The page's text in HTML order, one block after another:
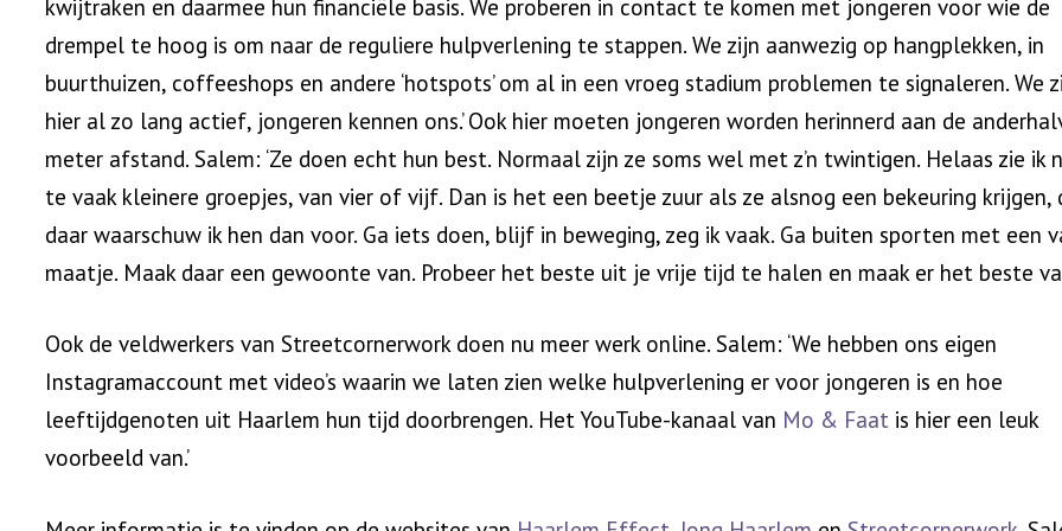
kwijtraken en daarmee hun financiële basis. We proberen in contact te komen met jongeren voor wie de
drempel te hoog is om naar de reguliere hulpverlening te stappen. We zijn aanwezig op hangplekken, in
buurthuizen, coffeeshops en andere ‘hotspots’ om al in een vroeg stadium problemen te signaleren. We
hier al zo lang actief, jongeren kennen ons.’ Ook hier moeten jongeren worden herinnerd aan de
meter afstand. Salem: ‘Ze doen echt hun best. Normaal zijn ze soms wel met z’n twintigen. Helaas zie ik
te vaak kleinere groepjes, van vier of vijf. Dan is het een beetje zuur als ze alsnog een bekeuring krijgen,
daar waarschuw ik hen dan voor. Ga iets doen, blijf in beweging, zeg ik vaak. Ga buiten sporten met een
maatje. Maak daar een gewoonte van. Probeer het beste uit je vrije tijd te halen en maak er het beste
Ook de veldwerkers van Streetcornerwork doen nu meer werk online. Salem: ‘We hebben ons eigen
Instagramaccount met video’s waarin we laten zien welke hulpverlening er voor jongeren is en hoe
leeftijdgenoten uit Haarlem hun tijd doorbrengen. Het YouTube-kanaal van Mo & Faat is hier een leuk
voorbeeld van.’